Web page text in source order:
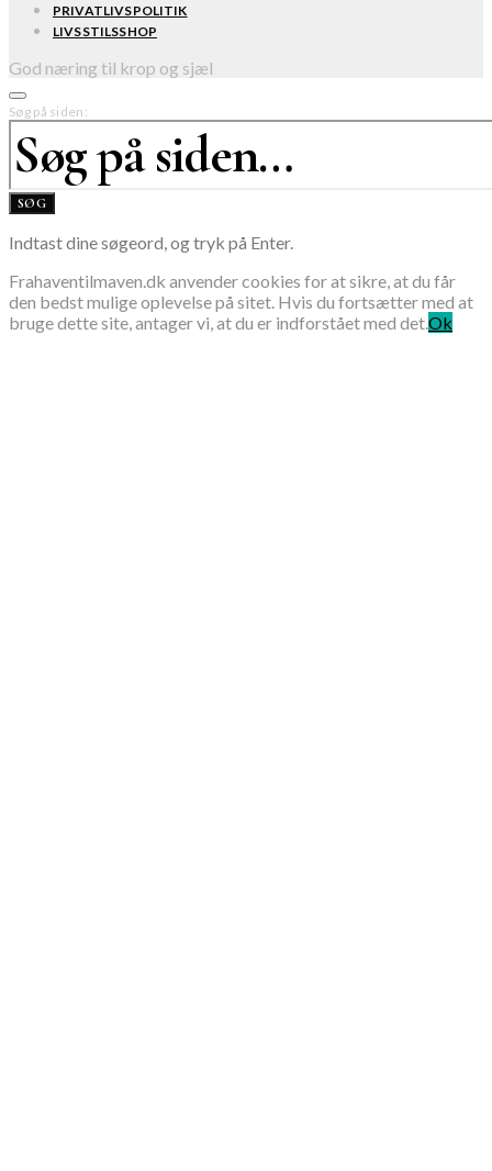
PRIVATLIVSPOLITIK
LIVSSTILSSHOP
God næring til krop og sjæl
Søg på siden:
SØG
Indtast dine søgeord, og tryk på Enter.
Frahaventilmaven.dk anvender cookies for at sikre, at du får
den bedst mulige oplevelse på sitet. Hvis du fortsætter med at
bruge dette site, antager vi, at du er indforstået med det.Ok